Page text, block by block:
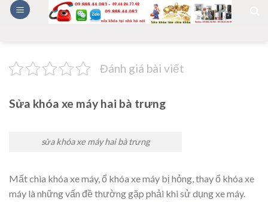
Skip
Đánh giá bài viết
Sửa khóa xe máy hai bà trưng
sửa khóa xe máy hai bà trưng
Mất chìa khóa xe máy, ổ khóa xe máy bị hỏng, thay ổ khóa xe
máy là những vấn đề thường gặp phải khi sử dụng xe máy.